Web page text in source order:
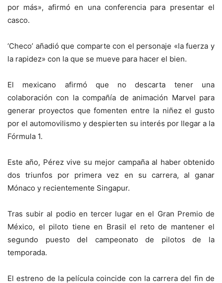
por más», afirmó en una conferencia para presentar el
casco.
‘Checo’ añadió que comparte con el personaje «la fuerza y
la rapidez» con la que se mueve para hacer el bien.
El mexicano afirmó que no descarta tener una
colaboración con la compañía de animación Marvel para
generar proyectos que fomenten entre la niñez el gusto
por el automovilismo y despierten su interés por llegar a la
Fórmula 1.
Este año, Pérez vive su mejor campaña al haber obtenido
dos triunfos por primera vez en su carrera, al ganar
Mónaco y recientemente Singapur.
Tras subir al podio en tercer lugar en el Gran Premio de
México, el piloto tiene en Brasil el reto de mantener el
segundo puesto del campeonato de pilotos de la
temporada.
El estreno de la película coincide con la carrera del fin de